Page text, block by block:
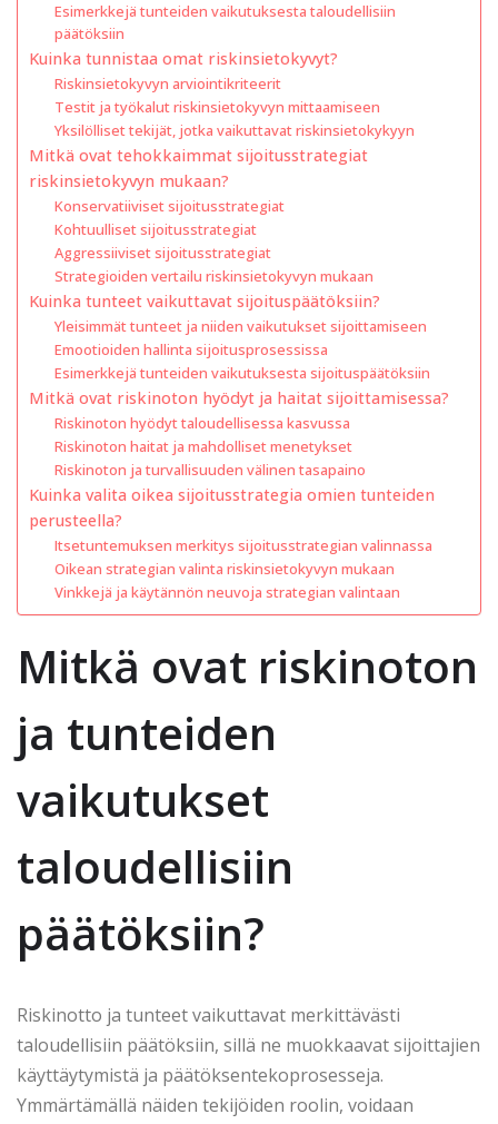
Esimerkkejä tunteiden vaikutuksesta taloudellisiin
päätöksiin
Kuinka tunnistaa omat riskinsietokyvyt?
Riskinsietokyvyn arviointikriteerit
Testit ja työkalut riskinsietokyvyn mittaamiseen
Yksilölliset tekijät, jotka vaikuttavat riskinsietokykyyn
Mitkä ovat tehokkaimmat sijoitusstrategiat
riskinsietokyvyn mukaan?
Konservatiiviset sijoitusstrategiat
Kohtuulliset sijoitusstrategiat
Aggressiiviset sijoitusstrategiat
Strategioiden vertailu riskinsietokyvyn mukaan
Kuinka tunteet vaikuttavat sijoituspäätöksiin?
Yleisimmät tunteet ja niiden vaikutukset sijoittamiseen
Emootioiden hallinta sijoitusprosessissa
Esimerkkejä tunteiden vaikutuksesta sijoituspäätöksiin
Mitkä ovat riskinoton hyödyt ja haitat sijoittamisessa?
Riskinoton hyödyt taloudellisessa kasvussa
Riskinoton haitat ja mahdolliset menetykset
Riskinoton ja turvallisuuden välinen tasapaino
Kuinka valita oikea sijoitusstrategia omien tunteiden
perusteella?
Itsetuntemuksen merkitys sijoitusstrategian valinnassa
Oikean strategian valinta riskinsietokyvyn mukaan
Vinkkejä ja käytännön neuvoja strategian valintaan
Mitkä ovat riskinoton
ja tunteiden
vaikutukset
taloudellisiin
päätöksiin?
Riskinotto ja tunteet vaikuttavat merkittävästi
taloudellisiin päätöksiin, sillä ne muokkaavat sijoittajien
käyttäytymistä ja päätöksentekoprosesseja.
Ymmärtämällä näiden tekijöiden roolin, voidaan